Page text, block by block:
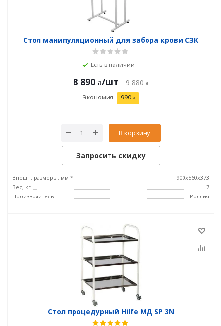
Стол манипуляционный для забора крови СЗК
Есть в наличии
8 890 /шт 9 880
Экономия 990
В корзину
Запросить скидку
Внешн. размеры, мм *
900x560x373
Вес, кг
7
Производитель
Россия
Стол процедурный Hilfe МД SP 3N